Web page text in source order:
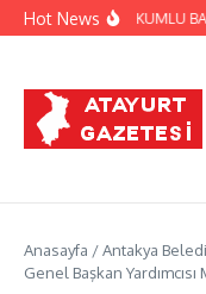
İçeriğe atla
Hot NewsHATSU, KUMLU
Anasayfa /Antakya
Genel Başkan